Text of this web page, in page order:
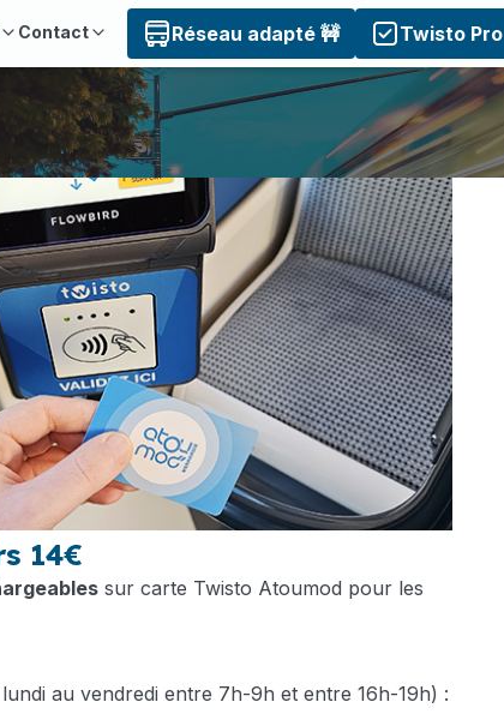
Contact Réseau adapté 🚧 Twisto Pro
14€
sur carte Twisto Atoumod pour les
au vendredi entre 7h-9h et entre 16h-19h) :